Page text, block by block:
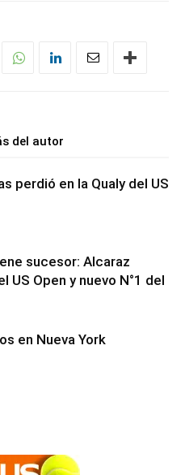
del autor
perdió en la Qualy del US
sucesor: Alcaraz
US Open y nuevo N°1 del
en Nueva York